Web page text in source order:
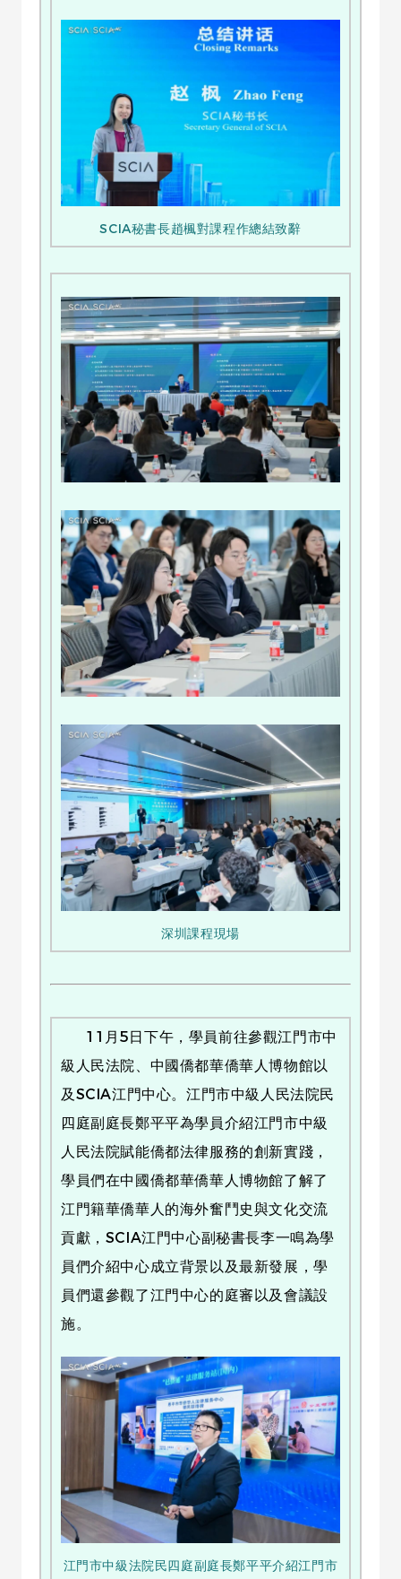
SCIA秘書長趙楓對課程作總結致辭
深圳課程現場
11月5日下午，學員前往參觀江門市中
級人民法院、中國僑都華僑華人博物館以
及SCIA江門中心。江門市中級人民法院民
四庭副庭長鄭平平為學員介紹江門市中級
人民法院賦能僑都法律服務的創新實踐，
學員們在中國僑都華僑華人博物館了解了
江門籍華僑華人的海外奮鬥史與文化交流
貢獻，SCIA江門中心副秘書長李一鳴為學
員們介紹中心成立背景以及最新發展，學
員們還參觀了江門中心的庭審以及會議設
施。
江門市中級法院民四庭副庭長鄭平平介紹江門市